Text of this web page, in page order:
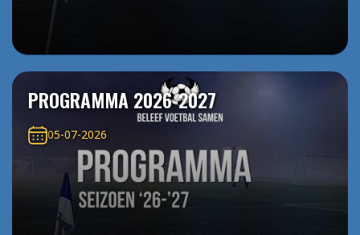
PROGRAMMA 2026-2027
05-07-2026